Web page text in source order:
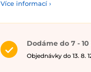
Více informací ›
Dodáme do 7 -
Objednávky do 13. 8.